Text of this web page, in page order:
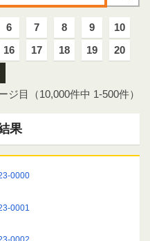
6 7 8 9
10
16 17 18 19
20
ジ目（10,000件中 1-500件）
果
0000
0001